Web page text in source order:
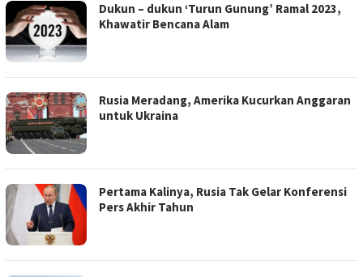
Dukun – dukun ‘Turun Gunung’ Ramal 2023,
Khawatir Bencana Alam
Rusia Meradang, Amerika Kucurkan Anggaran
untuk Ukraina
Pertama Kalinya, Rusia Tak Gelar Konferensi
Pers Akhir Tahun